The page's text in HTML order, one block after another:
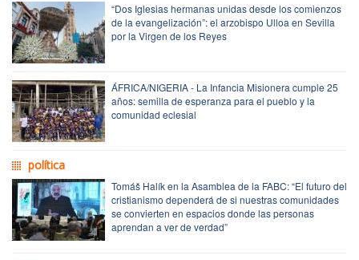
“Dos Iglesias hermanas unidas desde los comienzos
de la evangelización”: el arzobispo Ulloa en Sevilla
por la Virgen de los Reyes
ÁFRICA/NIGERIA - La Infancia Misionera cumple 25
años: semilla de esperanza para el pueblo y la
comunidad eclesial
política
Tomáš Halík en la Asamblea de la FABC: “El futuro del
cristianismo dependerá de si nuestras comunidades
se convierten en espacios donde las personas
aprendan a ver de verdad”